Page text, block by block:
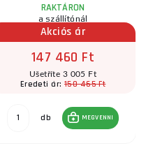
RAKTÁRON
a szállítónál
Akciós ár
147 460 Ft
Ušetříte 3 005 Ft
Eredeti ár: 150 465 Ft
db MEGVENNI